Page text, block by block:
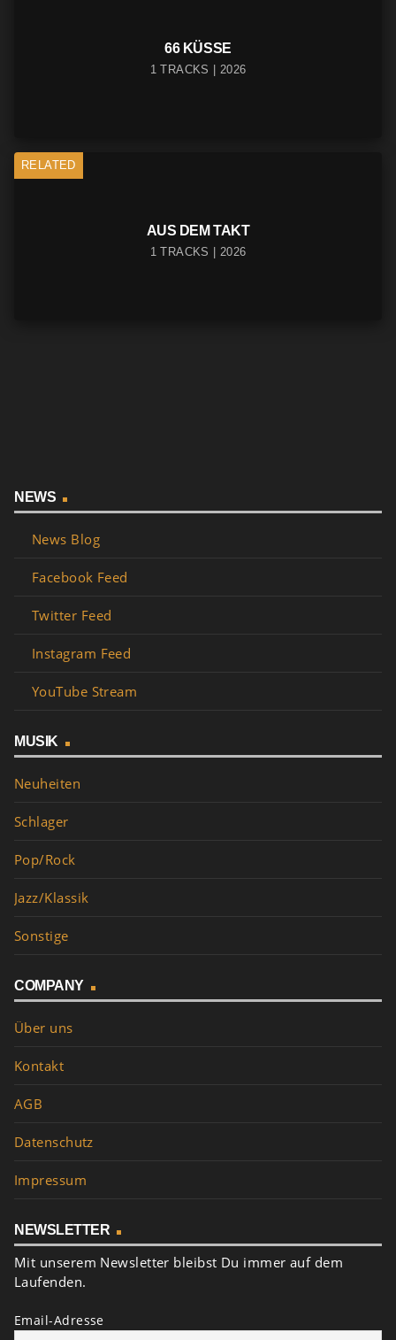
66 KÜSSE
1 TRACKS | 2026
RELATED
AUS DEM TAKT
1 TRACKS | 2026
NEWS
News Blog
Facebook Feed
Twitter Feed
Instagram Feed
YouTube Stream
MUSIK
Neuheiten
Schlager
Pop/Rock
Jazz/Klassik
Sonstige
COMPANY
Über uns
Kontakt
AGB
Datenschutz
Impressum
NEWSLETTER
Mit unserem Newsletter bleibst Du immer auf dem
Laufenden.
Email-Adresse